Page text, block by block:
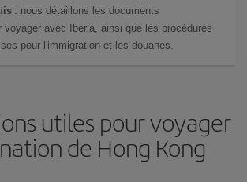
: nous détaillons les documents
voyager avec Iberia, ainsi que les procédures
pour l'immigration et les douanes.
utiles pour voyager
de Hong Kong